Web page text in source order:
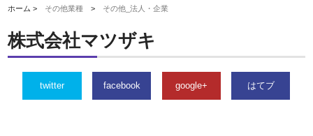
ホーム > その他業種 > その他_法人・企業
株式会社マツザキ
twitter facebook google+ はてブ